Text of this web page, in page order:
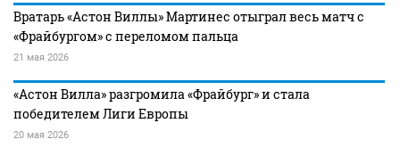
Вратарь «Астон Виллы» Мартинес отыграл весь матч с
«Фрайбургом» с переломом пальца
21 мая 2026
«Астон Вилла» разгромила «Фрайбург» и стала
победителем Лиги Европы
20 мая 2026